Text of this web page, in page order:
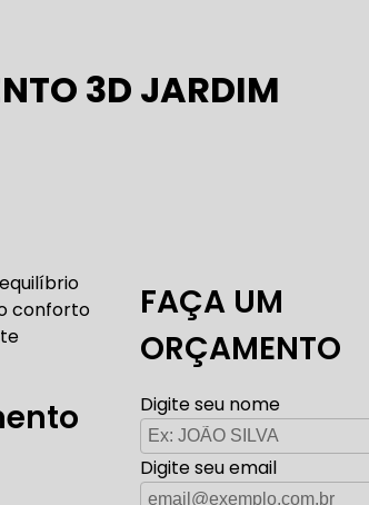
AUTO ELÉTRICA CARROS ANTIGOS
AUTO ELÉTRICA ZONA SUL
3D JARDIM
conforto
FAÇA UM
ORÇAMENTO
Digite seu nome
Digite seu email